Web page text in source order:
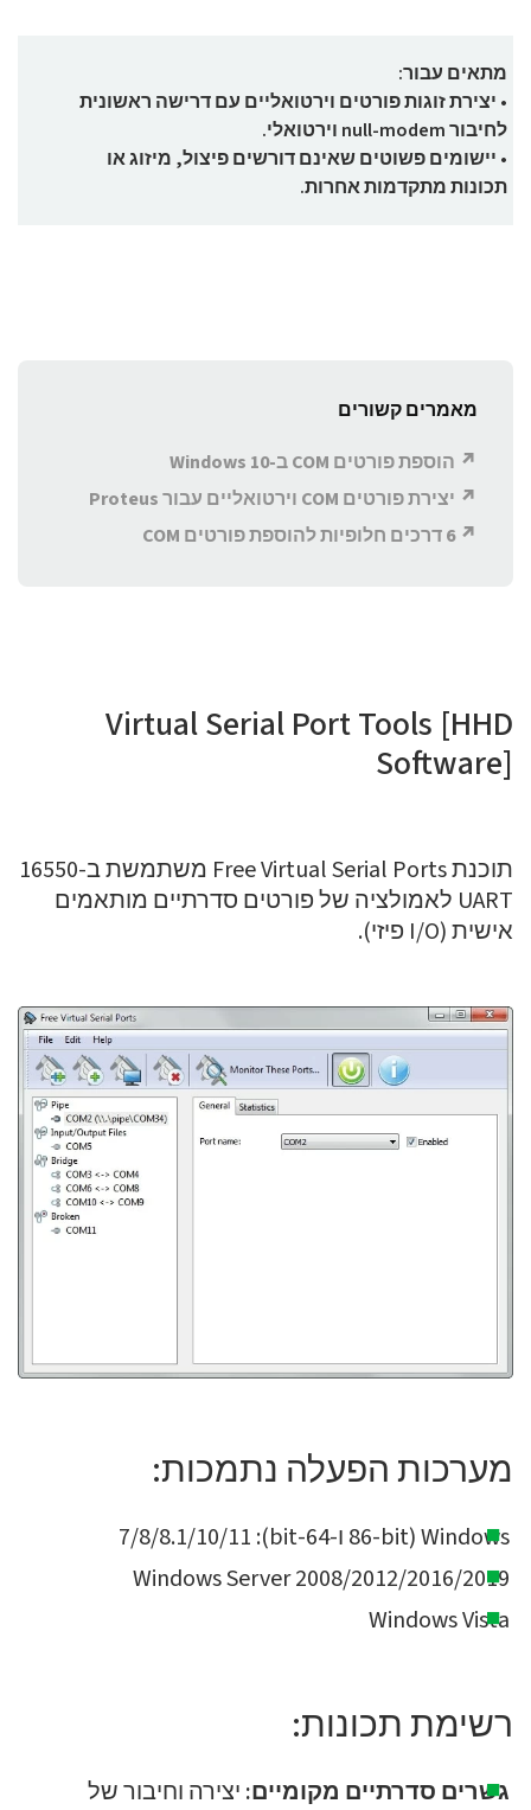
מתאים עבור:
• יצירת זוגות פורטים וירטואליים עם דרישה ראשונית
לחיבור null-modem וירטואלי.
• יישומים פשוטים שאינם דורשים פיצול, מיזוג או
תכונות מתקדמות אחרות.
מאמרים קשורים
הוספת פורטים COM ב-Windows 10
יצירת פורטים COM וירטואליים עבור Proteus
6 דרכים חלופיות להוספת פורטים COM
Virtual Serial Port Tools [HHD
Software]
תוכנת Free Virtual Serial Ports משתמשת ב-16550
UART לאמולציה של פורטים סדרתיים מותאמים
אישית (I/O פיזי).
מערכות הפעלה נתמכות:
רשימת תכונות:
גשרים סדרתיים מקומיים: יצירה וחיבור של